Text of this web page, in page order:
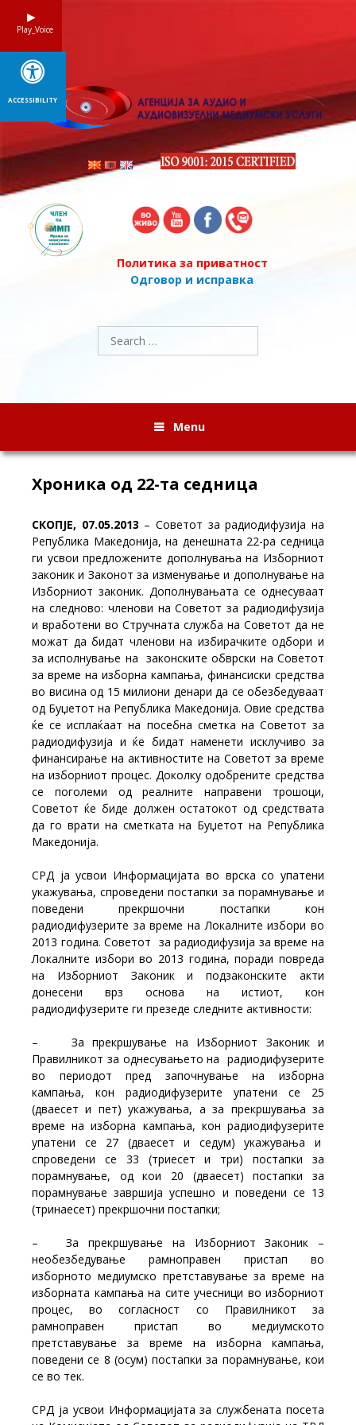
Политика за приватност
Одговор и исправка
Search
for:
Menu
Хроника од 22-та седница
СКОПЈЕ, 07.05.2013 – Советот за радиодифузија на
Република Македонија, на денешната 22-ра седница
ги усвои предложените дополнувања на Изборниот
законик и Законот за изменување и дополнување на
Изборниот законик. Дополнувањата се однесуваат
на следново: членови на Советот за радиодифузија
и вработени во Стручната служба на Советот да не
можат да бидат членови на избирачките одбори и
за исполнување на законските обврски на Советот
за време на изборна кампања, финансиски средства
во висина од 15 милиони денари да се обезбедуваат
од Буџетот на Република Македонија. Овие средства
ќе се исплаќаат на посебна сметка на Советот за
радиодифузија и ќе бидат наменети исклучиво за
финансирање на активностите на Советот за време
на изборниот процес. Доколку одобрените средства
се поголеми од реалните направени трошоци,
Советот ќе биде должен остатокот од средствата
да го врати на сметката на Буџетот на Република
Македонија.
СРД ја усвои Информацијата во врска со упатени
укажувања, спроведени постапки за порамнување и
поведени прекршочни постапки кон
радиодифузерите за време на Локалните избори во
2013 година. Советот за радиодифузија за време на
Локалните избори во 2013 година, поради повреда
на Изборниот Законик и подзаконските акти
донесени врз основа на истиот, кон
радиодифузерите ги презеде следните активности:
– За прекршување на Изборниот Законик и
Правилникот за однесувањето на радиодифузерите
во периодот пред започнување на изборна
кампања, кон радиодифузерите упатени се 25
(дваесет и пет) укажувања, а за прекршувања за
време на изборна кампања, кон радиодифузерите
упатени се 27 (дваесет и седум) укажувања и
спроведени се 33 (триесет и три) постапки за
порамнување, од кои 20 (дваесет) постапки за
порамнување завршија успешно и поведени се 13
(тринаесет) прекршочни постапки;
– За прекршување на Изборниот Законик –
необезбедување рамноправен пристап во
изборното медиумско претставување за време на
изборната кампања на сите учесници во изборниот
процес, во согласност со Правилникот за
рамноправен пристап во медиумското
претставување за време на изборна кампања,
поведени се 8 (осум) постапки за порамнување, кои
се во тек.
СРД ја усвои Информацијата за службената посета
Play_Voice
ACCESSIBILITY